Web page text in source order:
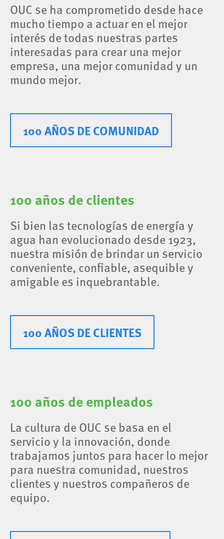
OUC se ha comprometido desde hace
mucho tiempo a actuar en el mejor
interés de todas nuestras partes
interesadas para crear una mejor
empresa, una mejor comunidad y un
mundo mejor.
100 AÑOS DE COMUNIDAD
100 años de clientes
Si bien las tecnologías de energía y
agua han evolucionado desde 1923,
nuestra misión de brindar un servicio
conveniente, confiable, asequible y
amigable es inquebrantable.
100 AÑOS DE CLIENTES
100 años de empleados
La cultura de OUC se basa en el
servicio y la innovación, donde
trabajamos juntos para hacer lo mejor
para nuestra comunidad, nuestros
clientes y nuestros compañeros de
equipo.